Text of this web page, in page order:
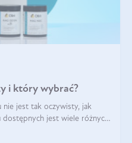
i który wybrać?
jest tak oczywisty, jak
dostępnych jest wiele różnych